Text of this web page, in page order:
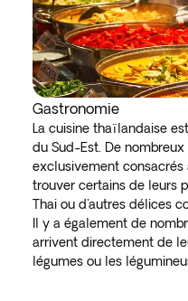
Gastronomie
La cuisine thaïlandaise
du Sud-Est. De
exclusivement consacrés
trouver certains de leurs
Thai ou d'autres délices
Il y a également de
arrivent directement de
légumes ou les